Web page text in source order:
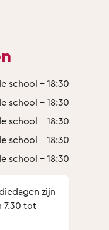
school - 18:30
school - 18:30
school - 18:30
school - 18:30
school - 18:30
zijn
7.30 tot